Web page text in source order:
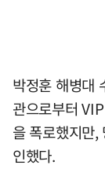
박정훈 해병대
관으로부터
을 폭로했지만
인했다.